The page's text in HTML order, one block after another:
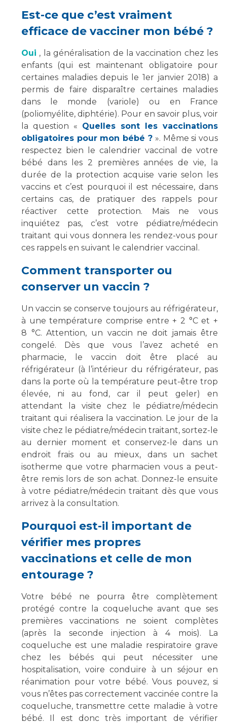
Est-ce que c’est vraiment
efficace de vacciner mon bébé ?
Oui , la généralisation de la vaccination chez les
enfants (qui est maintenant obligatoire pour
certaines maladies depuis le 1er janvier 2018) a
permis de faire disparaître certaines maladies
dans le monde (variole) ou en France
(poliomyélite, diphtérie). Pour en savoir plus, voir
la question « Quelles sont les vaccinations
obligatoires pour mon bébé ? ». Même si vous
respectez bien le calendrier vaccinal de votre
bébé dans les 2 premières années de vie, la
durée de la protection acquise varie selon les
vaccins et c’est pourquoi il est nécessaire, dans
certains cas, de pratiquer des rappels pour
réactiver cette protection. Mais ne vous
inquiétez pas, c’est votre pédiatre/médecin
traitant qui vous donnera les rendez-vous pour
ces rappels en suivant le calendrier vaccinal.
Comment transporter ou
conserver un vaccin ?
Un vaccin se conserve toujours au réfrigérateur,
à une température comprise entre + 2 °C et +
8 °C. Attention, un vaccin ne doit jamais être
congelé. Dès que vous l’avez acheté en
pharmacie, le vaccin doit être placé au
réfrigérateur (à l’intérieur du réfrigérateur, pas
dans la porte où la température peut-être trop
élevée, ni au fond, car il peut geler) en
attendant la visite chez le pédiatre/médecin
traitant qui réalisera la vaccination. Le jour de la
visite chez le pédiatre/médecin traitant, sortez-le
au dernier moment et conservez-le dans un
endroit frais ou au mieux, dans un sachet
isotherme que votre pharmacien vous a peut-
être remis lors de son achat. Donnez-le ensuite
à votre pédiatre/médecin traitant dès que vous
arrivez à la consultation.
Pourquoi est-il important de
vérifier mes propres
vaccinations et celle de mon
entourage ?
Votre bébé ne pourra être complètement
protégé contre la coqueluche avant que ses
premières vaccinations ne soient complètes
(après la seconde injection à 4 mois). La
coqueluche est une maladie respiratoire grave
chez les bébés qui peut nécessiter une
hospitalisation, voire conduire à un séjour en
réanimation pour votre bébé. Vous pouvez, si
vous n’êtes pas correctement vaccinée contre la
coqueluche, transmettre cette maladie à votre
bébé. Il est donc très important de vérifier